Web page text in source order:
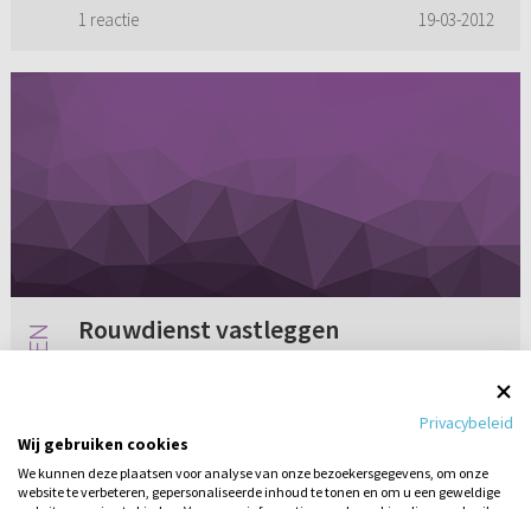
1 reactie 19-03-2012
Rouwdienst vastleggen
ouders en andere gezinsleden zekerheid te
geven over hoe ik mijn rouwdienst zou willen
hebben. Als jongere heb ik ...
4 reacties 19-03-2014
Privacybeleid
Wij gebruiken cookies
We kunnen deze plaatsen voor analyse van onze bezoekersgegevens, om onze
website te verbeteren, gepersonaliseerde inhoud te tonen en om u een geweldige